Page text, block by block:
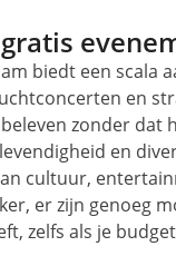
biedt een scala
en
zonder dat
en
cultuur,
er zijn genoeg
zelfs als je